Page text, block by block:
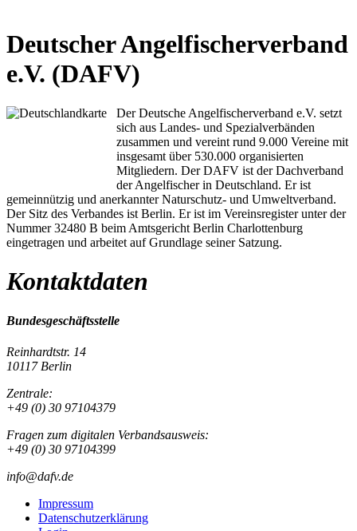
Deutscher Angelfischerverband
e.V. (DAFV)
Der Deutsche Angelfischerverband e.V. setzt
sich aus Landes- und Spezialverbänden
zusammen und vereint rund 9.000 Vereine mit
insgesamt über 530.000 organisierten
Mitgliedern. Der DAFV ist der Dachverband
der Angelfischer in Deutschland. Er ist
gemeinnützig und anerkannter Naturschutz- und Umweltverband.
Der Sitz des Verbandes ist Berlin. Er ist im Vereinsregister unter der
Nummer 32480 B beim Amtsgericht Berlin Charlottenburg
eingetragen und arbeitet auf Grundlage seiner Satzung.
Kontaktdaten
Bundesgeschäftsstelle
Reinhardtstr. 14
10117 Berlin
Zentrale:
+49 (0) 30 97104379
Fragen zum digitalen Verbandsausweis:
+49 (0) 30 97104399
info@dafv.de
Impressum
Datenschutzerklärung